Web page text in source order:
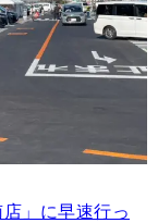
」に早速行っ